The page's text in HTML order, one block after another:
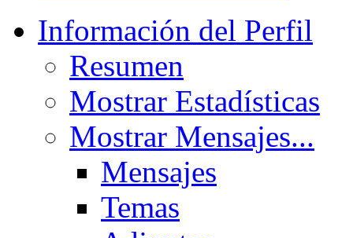
Información del Perfil
Resumen
Mostrar Estadísticas
Mostrar Mensajes...
Mensajes
Temas